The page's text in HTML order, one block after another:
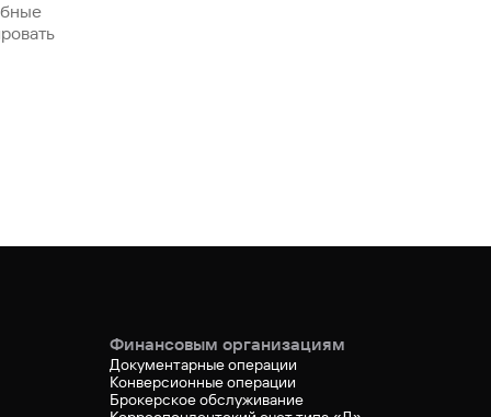
Финансовым организациям
Документарные операции
Конверсионные операции
Брокерское обслуживание